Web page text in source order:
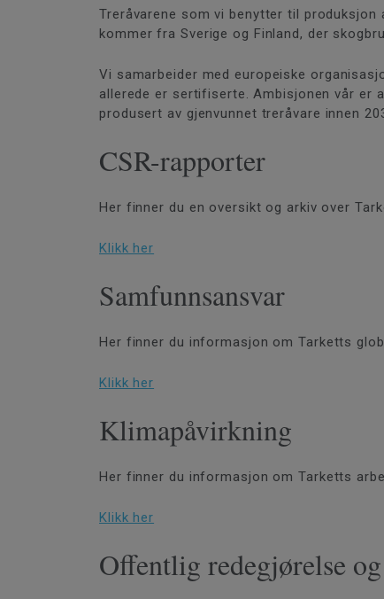
Treråvarene som vi benytter til
kommer fra Sverige og Finland, der
Vi samarbeider med europeiske
allerede er sertifiserte. Ambisjonen vår er
produsert av gjenvunnet treråvare innen
CSR-rapporter
Her finner du en oversikt og arkiv over
Klikk her
Samfunnsansvar
Her finner du informasjon om Tarketts
Klikk her
Klimapåvirkning
Her finner du informasjon om Tarketts
Klikk her
Offentlig redegjørelse